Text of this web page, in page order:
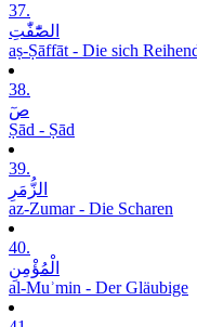
37.
الصّٰٓفّٰتِ
aṣ-Ṣāffāt - Die sich
38.
صٓ
Ṣād - Ṣād
39.
الزُّمَرِ
az-Zumar - Die Scharen
40.
الْمُؤْمِنِ
al-Muʾmin - Der Gläubige